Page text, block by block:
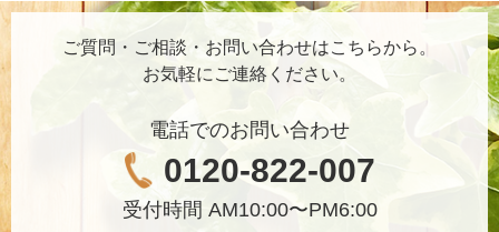
ご質問・ご相談・お問い合わせはこちらから。
お気軽にご連絡ください。
電話でのお問い合わせ
0120-822-007
受付時間 AM10:00〜PM6:00